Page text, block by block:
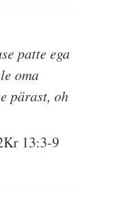
patte ega
oma
pärast, oh
13:3-9